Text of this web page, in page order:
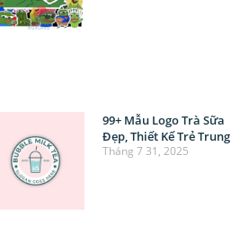
99+ Mẫu Logo Trà Sữa
Đẹp, Thiết Kế Trẻ Trung
Tháng 7 31, 2025